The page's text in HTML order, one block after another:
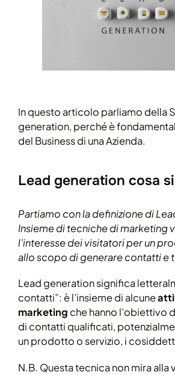
In questo articolo parliamo della
generation, perché è
del Business di una Azienda.
Lead generation cosa
Partiamo con la definizione di
Insieme di tecniche di marketing
l’interesse dei visitatori per un
allo scopo di generare contatti e
Lead generation significa
contatti”: è l’insieme di alcune
marketing che hanno l’obiettivo
di contatti qualificati,
un prodotto o servizio, i
N.B. Questa tecnica non mira alla